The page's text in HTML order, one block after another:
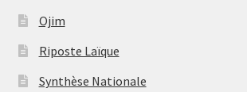
Ojim
Riposte Laïque
Synthèse Nationale